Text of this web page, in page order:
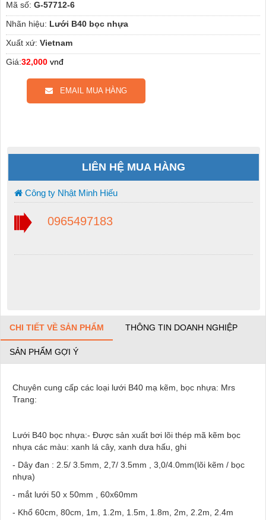
Mã số: G-57712-6
Nhãn hiệu: Lưới B40 bọc nhựa
Xuất xứ: Vietnam
Giá:32,000 vnđ
EMAIL MUA HÀNG
LIÊN HỆ MUA HÀNG
Công ty Nhật Minh Hiếu
0965497183
CHI TIẾT VỀ SẢN PHẨM THÔNG TIN DOANH NGHIỆP
SẢN PHẨM GỢI Ý
Chuyên cung cấp các loại lưới B40 mạ kẽm, bọc nhựa: Mrs
Trang:
Lưới B40 bọc nhựa:- Được sản xuất bơi lõi thép mã kẽm bọc
nhựa các màu: xanh lá cây, xanh dưa hấu, ghi
- Dây đan : 2.5/ 3.5mm, 2,7/ 3.5mm , 3,0/4.0mm(lõi kẽm / bọc
nhựa)
- mắt lưới 50 x 50mm , 60x60mm
- Khổ 60cm, 80cm, 1m, 1.2m, 1.5m, 1.8m, 2m, 2.2m, 2.4m